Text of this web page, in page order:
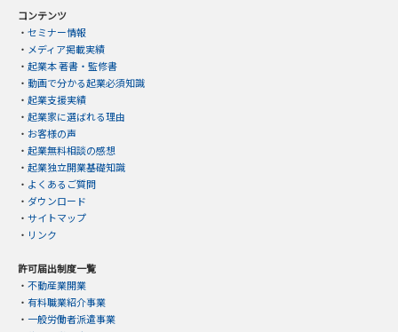
コンテンツ
・ セミナー情報
・ メディア掲載実績
・ 起業本 著書・監修書
・ 動画で分かる起業必須知識
・ 起業支援実績
・ 起業家に選ばれる理由
・ お客様の声
・ 起業無料相談の感想
・ 起業独立開業基礎知識
・ よくあるご質問
・ ダウンロード
・ サイトマップ
・ リンク
許可届出制度一覧
・ 不動産業開業
・ 有料職業紹介事業
・ 一般労働者派遣事業